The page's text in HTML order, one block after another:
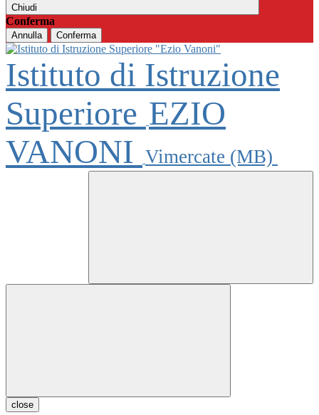
Chiudi
Conferma
Annulla Conferma
Istituto di Istruzione
Superiore EZIO
VANONI Vimercate (MB)
close